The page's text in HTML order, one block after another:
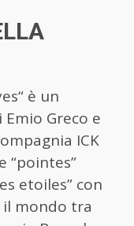
è un
Greco e
ICK
“pointes”
etoiles” con
mondo tra